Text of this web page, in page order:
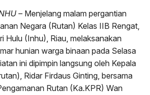
– Menjelang malam pergantian
Negara (Rutan) Kelas IIB Rengat,
Hulu (Inhu), Riau, melaksanakan
hunian warga binaan pada Selasa
ini dipimpin langsung oleh Kepala
Ridar Firdaus Ginting, bersama
Rutan (Ka.KPR) Wan